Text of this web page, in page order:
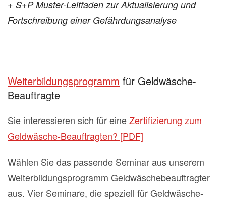
+ S+P Muster-Leitfaden zur Aktualisierung und
Fortschreibung einer Gefährdungsanalyse
Weiterbildungsprogramm für Geldwäsche-
Beauftragte
Sie interessieren sich für eineZertifizierung zum
Geldwäsche-Beauftragten? [PDF]
Wählen Sie das passende Seminar aus unserem
Weiterbildungsprogramm Geldwäschebeauftragter
aus. Vier Seminare, die speziell für Geldwäsche-